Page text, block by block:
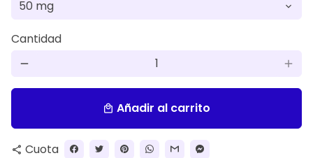
Cantidad
remove add
local_mall Añadir al carrito
share Cuota